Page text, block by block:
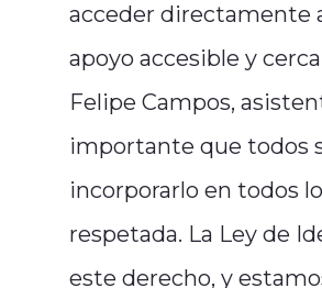
acceder directamente
apoyo accesible y
Felipe Campos,
importante que todos
incorporarlo en todos
respetada. La Ley de
este derecho, y